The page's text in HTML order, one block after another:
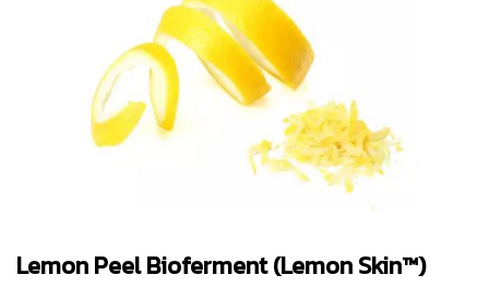
Lemon Peel Bioferment (Lemon Skin™)